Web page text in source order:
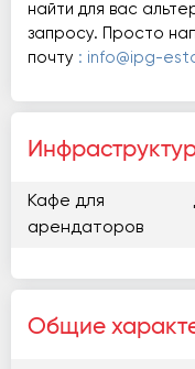
найти для вас
запросу. Просто
почту : info@ipg-
Кафе для
арендаторов
Общие